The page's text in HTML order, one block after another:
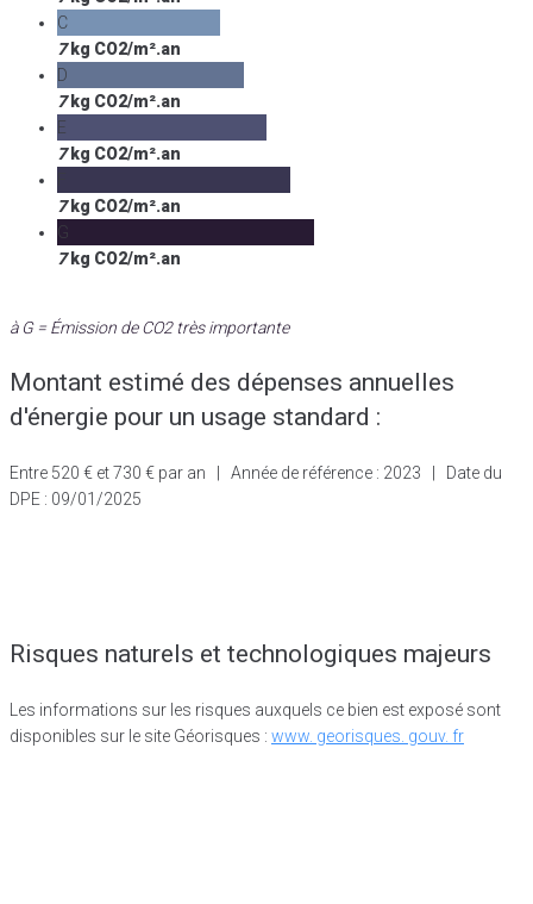
C
7kg CO2/m².an
D
7kg CO2/m².an
E
7kg CO2/m².an
7kg CO2/m².an
G
7kg CO2/m².an
à G = Émission de CO2 très importante
Montant estimé des dépenses annuelles
d'énergie pour un usage standard :
Entre 520 € et 730 € par an | Année de référence : 2023 | Date du
DPE : 09/01/2025
Risques naturels et technologiques majeurs
Les informations sur les risques auxquels ce bien est exposé sont
disponibles sur le site Géorisques : www. georisques. gouv. fr